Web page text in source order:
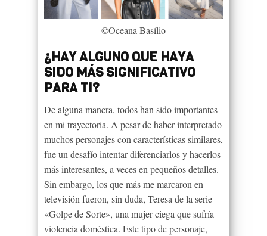
©Oceana Basílio
¿HAY ALGUNO QUE HAYA
SIDO MÁS SIGNIFICATIVO
PARA TI?
De alguna manera, todos han sido importantes
en mi trayectoria. A pesar de haber interpretado
muchos personajes con características similares,
fue un desafío intentar diferenciarlos y hacerlos
más interesantes, a veces en pequeños detalles.
Sin embargo, los que más me marcaron en
televisión fueron, sin duda, Teresa de la serie
«Golpe de Sorte», una mujer ciega que sufría
violencia doméstica. Este tipo de personaje,